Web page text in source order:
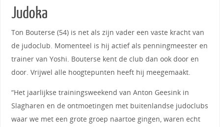
Judoka
Ton Bouterse (54) is net als zijn vader een vaste kracht van
de judoclub. Momenteel is hij actief als penningmeester en
trainer van Yoshi. Bouterse kent de club dan ook door en
door. Vrijwel alle hoogtepunten heeft hij meegemaakt.
“Het jaarlijkse trainingsweekend van Anton Geesink in
Slagharen en de ontmoetingen met buitenlandse judoclubs
waar we met een grote groep naartoe gingen, waren echt